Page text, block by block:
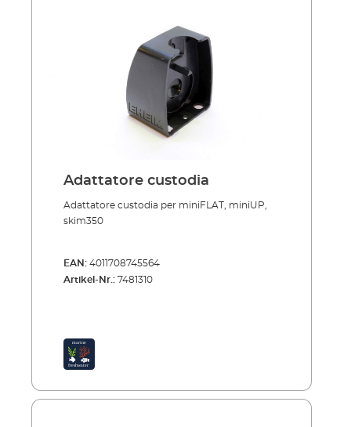
Adattatore custodia
Adattatore custodia per miniFLAT, miniUP,
skim350
EAN: 4011708745564
Artikel-Nr.: 7481310